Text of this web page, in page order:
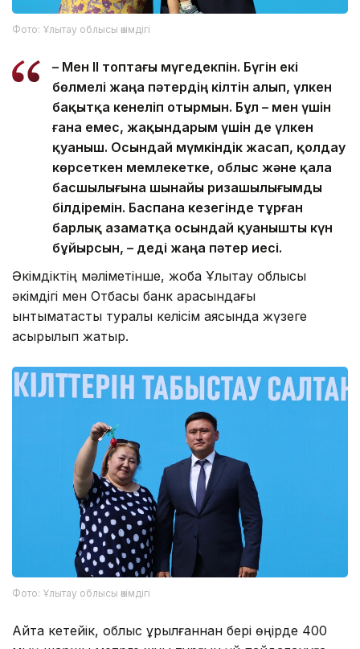
Фото: Ұлытау облысы әкімдігі
– Мен ІІ топтағы мүгедекпін. Бүгін екі
бөлмелі жаңа пәтердің кілтін алып, үлкен
бақытқа кенеліп отырмын. Бұл – мен үшін
ғана емес, жақындарым үшін де үлкен
қуаныш. Осындай мүмкіндік жасап, қолдау
көрсеткен мемлекетке, облыс және қала
басшылығына шынайы ризашылығымды
білдіремін. Баспана кезегінде тұрған
барлық азаматқа осындай қуанышты күн
бұйырсын, – деді жаңа пәтер иесі.
Әкімдіктің мәліметінше, жоба Ұлытау облысы
әкімдігі мен Отбасы банк арасындағы
ынтымақтастық туралы келісім аясында жүзеге
асырылып жатыр.
Фото: Ұлытау облысы әкімдігі
Айта кетейік, облыс құрылғаннан бері өңірде 400